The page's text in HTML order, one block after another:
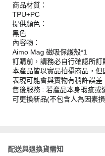
商品材質：
TPU+PC
提供顏色：
黑色
內容物：
Aimo Mag 磁吸保護殼*1
訂購前，請務必自行確認所
本產品皆以實品拍攝商品，
表現可能會與實物有稍許誤差
售後服務 : 若產品本身瑕疵或
可更換新品(不包含人為因素
配送與退換貨需知